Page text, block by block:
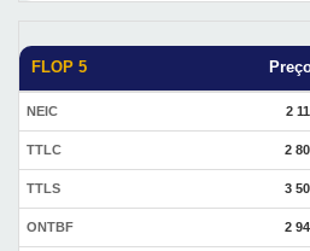
FLOP 5
NEIC 2
TTLC 2
TTLS 3
ONTBF 2